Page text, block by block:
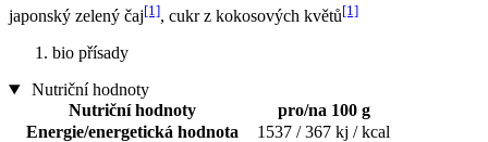
japonský zelený čaj[1], cukr z kokosových květů[1]
bio přísady
Nutriční hodnoty
Nutriční hodnoty
pro/na 100 g
Energie/energetická hodnota
1537 / 367 kj / kcal